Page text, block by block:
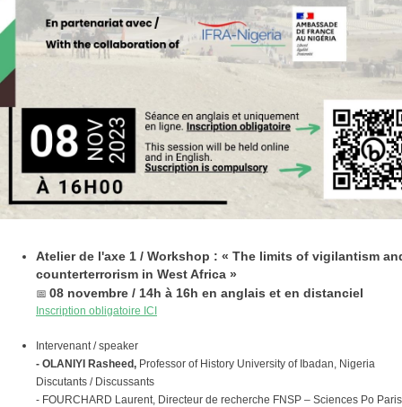
Atelier de l'axe 1 / Workshop : « The limits of vigilantism
counterterrorism in West Africa »
📅 08 novembre / 14h à 16h en anglais et en distanciel
Inscription obligatoire ICI
Intervenant / speaker
- OLANIYI Rasheed, Professor of History University of Ibadan, Nigeria
Discutants / Discussants
- FOURCHARD Laurent, Directeur de recherche FNSP – Sciences Po